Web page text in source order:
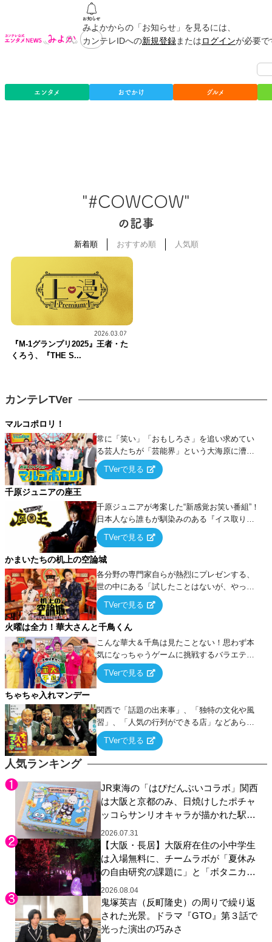
みよかからの「お知らせ」を見るには、
カンテレIDへの新規登録またはログインが必要
エンタメ おでかけ グルメ
"#COWCOW"
の記事
新着順 おすすめ順 人気順
2026.03.07
『M-1グランプリ2025』王者・た
くろう、『THE S...
人気ランキング
JR東海の「はぴだんぶいコラボ」関西
は大阪と京都のみ、日焼けしたポチャ
ッコらサンリオキャラが描かれた駅弁
やグッズが登場
2026.07.31
【大阪・長居】大阪府在住の小中学生
は入場無料に、チームラボが「夏休み
の自由研究の課題に」と「ボタニカル
ガーデン 大阪」へ招待
2026.08.04
鬼塚英吉（反町隆史）の周りで繰り返
された光景。ドラマ『GTO』第３話で
光った演出の巧みさ
カンテレTVer
マルコポロリ！
常に「笑い」「おもしろさ」を追い求めてい
る芸人たちが「芸能界」という大海原に漕ぎ
出でて、新たなオモシロ人間を発掘する！
TVerで見る
千原ジュニアの座王
千原ジュニアが考案した“新感覚お笑い番組”！
日本人なら誰もが馴染みのある『イス取りゲ
ーム』をベースに、大喜利・ギャグ・モノボ
ケ・歌…など様々なお題で芸人がショートネ
タを競い合う！
TVerで見る
かまいたちの机上の空論城
各分野の専門家自らが熱烈にプレゼンする、
世の中にある「試したことはないが、やって
みたらこうなる！…ハズ」という“机上の空
論”に若手芸人らがカラダを張って挑む！
TVerで見る
火曜は全力！華大さんと千鳥くん
こんな華大＆千鳥は見たことない！思わず本
気になっちゃうゲームに挑戦するバラエティ
ー！
TVerで見る
ちゃちゃ入れマンデー
関西で「話題の出来事」、「独特の文化や風
習」、「人気の行列ができる店」などあらゆ
るテーマについて好き放題にちゃちゃを入れ
ていく関西色を前面に押し出したトークバラ
TVerで見る